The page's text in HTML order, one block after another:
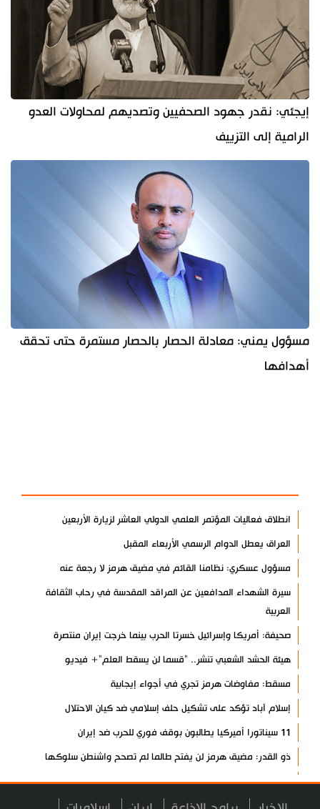
إيجئي: نقدر جهود الصحفيين وتصديهم لمحاولات العدو
الرامية إلى التزييف
مسؤول يمني: معادلة الحصار بالحصار مستمرة حتى تحقق
أهدافها
انطلاق فعاليات المؤتمر العلمي الدولي العاشر لزيارة الأربعين
العراق يعطل الدوام الرسمي الأربعاء المقبل
مسؤول عسكري: نظامنا القائم في مضيق هرمز لا رجعة عنه
سيرة الشهداء المدافعين عن المراقد المقدسة في رحاب الثقافة
العربية
صحيفة: أمريكا وإسرائيل خسرتا الحرب بينما خرجت إيران منتصرة
هيئة الحشد الشعبي تنشر.. "قسما لن يسقط العلم"+ فيديو
مسقط: مفاوضات هرمز تجري في أجواء إيجابية
إسلام آباد تؤكد على تشكيل حلف إسلامي ضد كيان الاحتلال
11 سيناتورا أميركيا يطالبون بوقف فوري للحرب ضد إيران
ذو القدر: مضيق هرمز لن يفتح طالما لم تصحح واشنطن سلوكها
حرس الثورة: فتح مضيق هرمز مرهون بقبول الشروط الإيرانية
إيجئي: نقدر جهود الصحفيين وتصديهم لمحاولات العدو الرامية إلى